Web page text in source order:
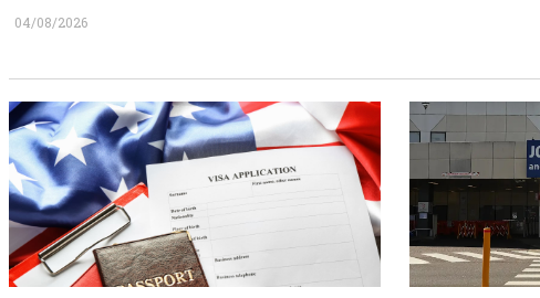
04/08/2026